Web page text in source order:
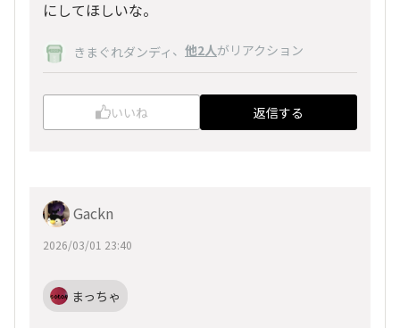
にしてほしいな。
きまぐれダンディ 、 他2人がリアクション
いいね 返信する
Gackn
2026/03/01 23:40
まっちゃ